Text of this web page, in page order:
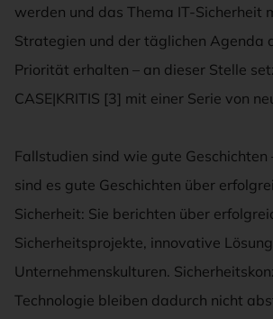
werden und das Thema IT-Sicherheit
Strategien und der täglichen Agenda
Priorität erhalten – an dieser Stelle
CASE|KRITIS [3] mit einer Serie von
Fallstudien sind wie gute Geschichten
sind es gute Geschichten über
Sicherheit: Sie berichten über
Sicherheitsprojekte, innovative
Unternehmenskulturen.
Technologie bleiben dadurch nicht